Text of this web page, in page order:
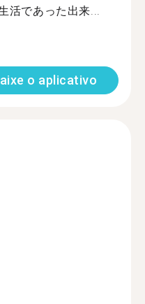
活であった出来...
o aplicativo